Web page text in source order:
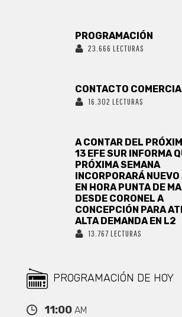
PROGRAMACIÓN
23.666 LECTURAS
CONTACTO
16.302 LECTURAS
A CONTAR DEL
13 EFE SUR INFORMA
PRÓXIMA SEMANA
INCORPORARÁ
EN HORA PUNTA DE
DESDE CORONEL A
CONCEPCIÓN PARA
ALTA DEMANDA EN L2
13.767 LECTURAS
PROGRAMACIÓN DE HOY
11:00 AM